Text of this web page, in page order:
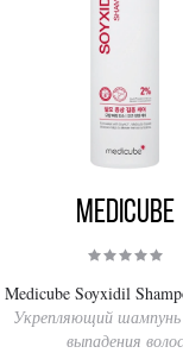
Medicube
Medicube Soyxidil
Укрепляющий
выпадения волос